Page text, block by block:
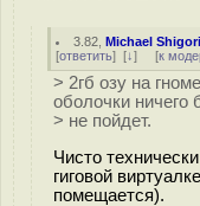
3.82 ,Michael
[ответить] [↓] [к
> 2гб озу на
оболочки ничего
> не пойдет.
Чисто
гиговой
помещается).